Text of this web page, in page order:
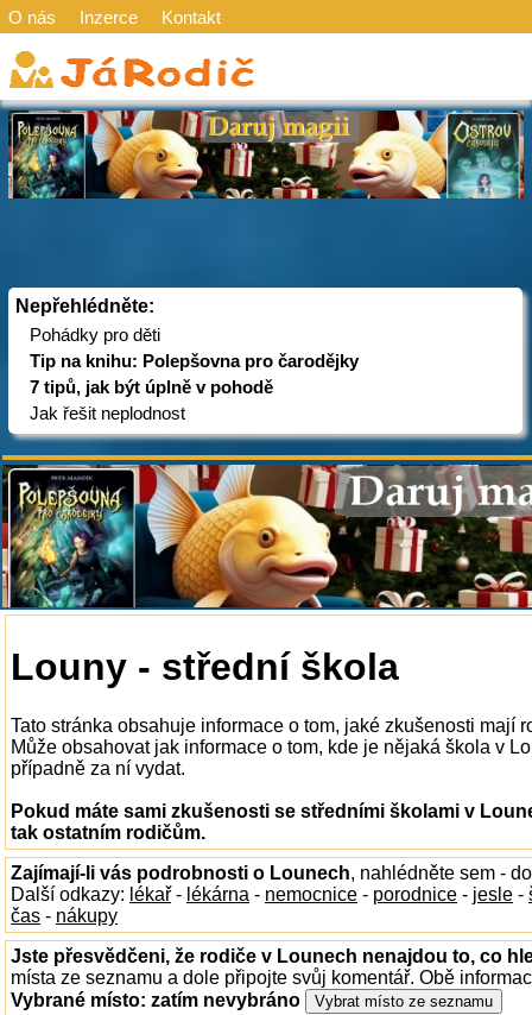
O nás Inzerce Kontakt
Nepřehlédněte:
Pohádky pro děti
Tip na knihu: Polepšovna pro čarodějky
7 tipů, jak být úplně v pohodě
Jak řešit neplodnost
Louny - střední škola
Tato stránka obsahuje informace o tom, jaké zkušenosti mají
Může obsahovat jak informace o tom, kde je nějaká škola v
případně za ní vydat.
Pokud máte sami zkušenosti se středními školami v
tak ostatním rodičům.
Zajímají-li vás podrobnosti o Lounech, nahlédněte sem -
Další odkazy: lékař - lékárna - nemocnice - porodnice - jesle -
čas - nákupy
Jste přesvědčeni, že rodiče v Lounech nenajdou to, co
místa ze seznamu a dole připojte svůj komentář. Obě
Vybrané místo: zatím nevybráno